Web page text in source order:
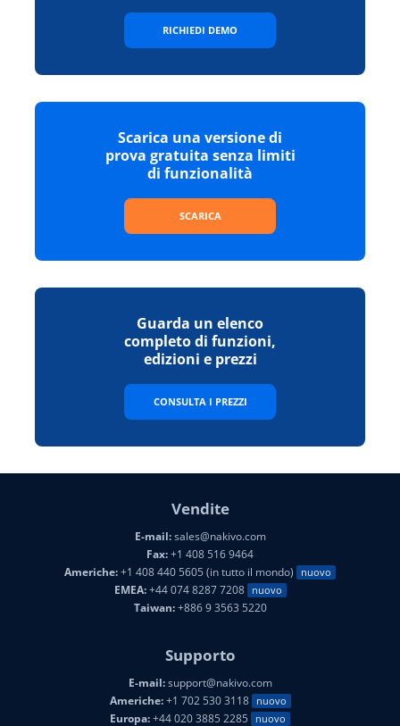
RICHIEDI DEMO
Scarica una versione di
prova gratuita senza limiti
di funzionalità
SCARICA
Guarda un elenco
completo di funzioni,
edizioni e prezzi
CONSULTA I PREZZI
Vendite
E-mail:sales@nakivo.com
Fax:+1 408 516 9464
Americhe:+1 408 440 5605 (in tutto il mondo) nuovo
EMEA:+44 074 8287 7208 nuovo
Taiwan:+886 9 3563 5220
Supporto
E-mail:support@nakivo.com
Americhe:+1 702 530 3118 nuovo
Europa:+44 020 3885 2285 nuovo